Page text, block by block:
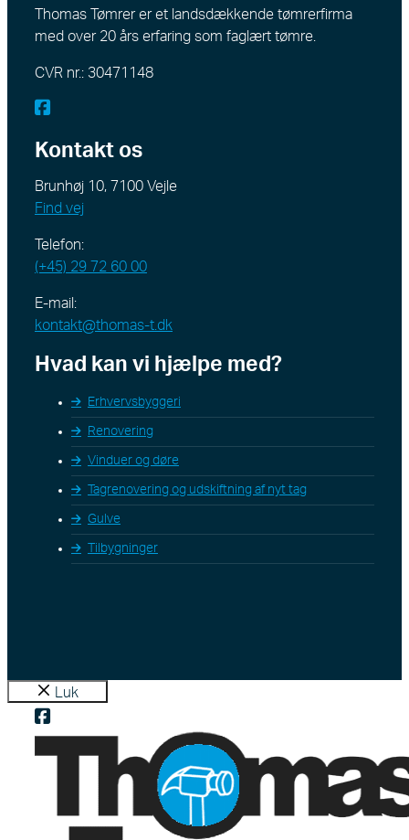
Thomas Tømrer er et landsdækkende tømrerfirma
med over 20 års erfaring som faglært tømre.
CVR nr.: 30471148
Kontakt os
Brunhøj 10, 7100 Vejle
Find vej
Telefon:
(+45) 29 72 60 00
E-mail:
kontakt@thomas-t.dk
Hvad kan vi hjælpe med?
Erhvervsbyggeri
Renovering
Vinduer og døre
Tagrenovering og udskiftning af nyt tag
Gulve
Tilbygninger
Luk